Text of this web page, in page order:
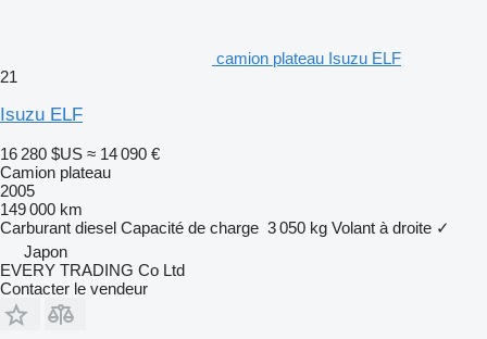
camion plateau Isuzu ELF
21
Isuzu ELF
16 280 $US ≈ 14 090 €
Camion plateau
2005
149 000 km
Carburant diesel Capacité de charge 3 050 kg Volant à droite ✓
Japon
EVERY TRADING Co Ltd
Contacter le vendeur